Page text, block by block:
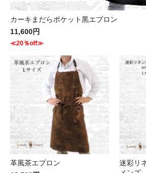
カーキまだらポケット黒エプロン
11,600円
≪20％off≫
革風茶エプロン
迷彩リ